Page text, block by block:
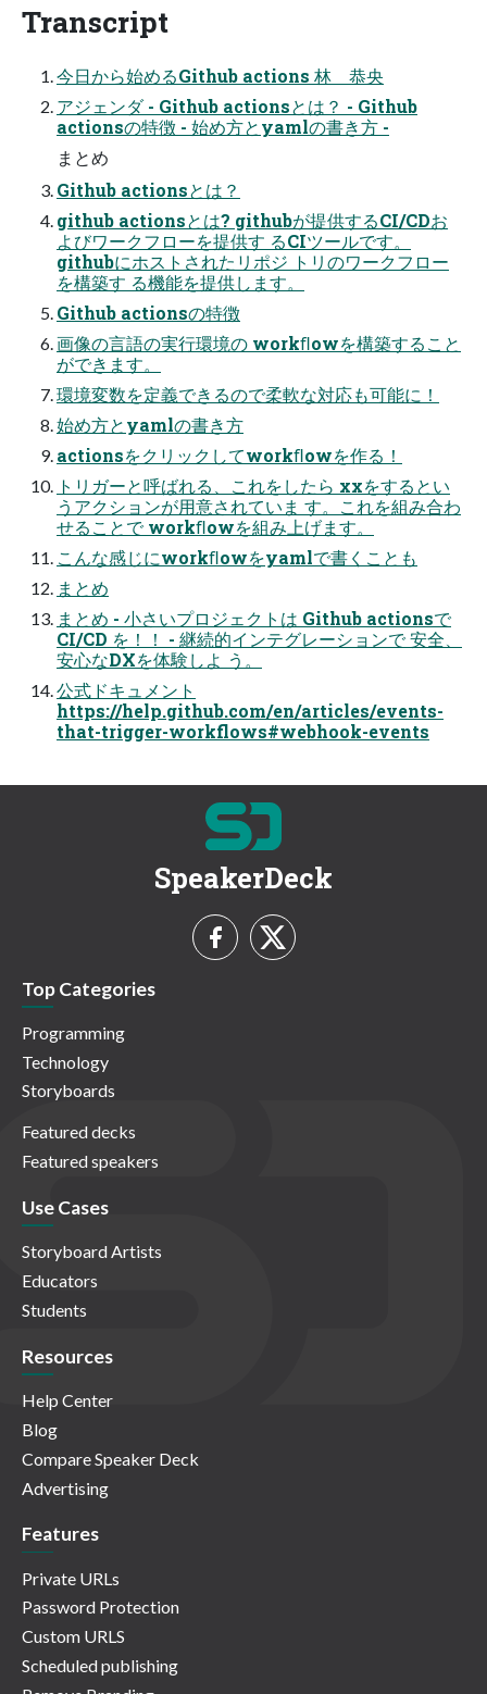
Transcript
今日から始めるGithub actions 林 恭央
アジェンダ - Github actionsとは？ - Github
actionsの特徴 - 始め方とyamlの書き方 -
まとめ
Github actionsとは？
github actionsとは? githubが提供するCI/CDお
よびワークフローを提供す るCIツールです。
githubにホストされたリポジ トリのワークフロー
を構築す る機能を提供します。
Github actionsの特徴
画像の言語の実行環境の workﬂowを構築すること
ができます。
環境変数を定義できるので柔軟な対応も可能に！
始め方とyamlの書き方
actionsをクリックしてworkﬂowを作る！
トリガーと呼ばれる、これをしたら xxをするとい
うアクションが用意されていま す。これを組み合わ
せることで workﬂowを組み上げます。
こんな感じにworkﬂowをyamlで書くことも
まとめ
まとめ - 小さいプロジェクトは Github actionsで
CI/CD を！！ - 継続的インテグレーションで 安全、
安心なDXを体験しよ う。
公式ドキュメント
https://help.github.com/en/articles/events-
that-trigger-workflows#webhook-events
SpeakerDeck
Top Categories
Programming
Technology
Storyboards
Featured decks
Featured speakers
Use Cases
Storyboard Artists
Educators
Students
Resources
Help Center
Blog
Compare Speaker Deck
Advertising
Features
Private URLs
Password Protection
Custom URLS
Scheduled publishing